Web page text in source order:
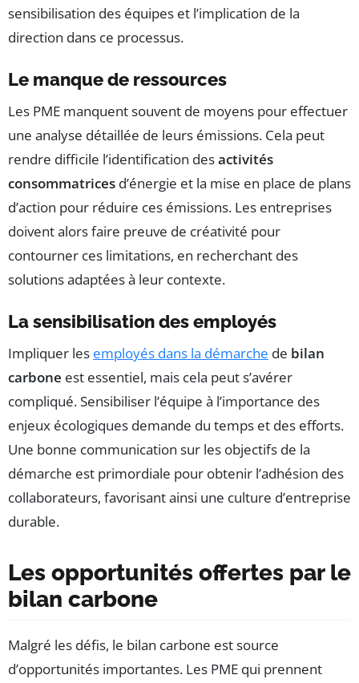
sensibilisation des équipes et l’implication de la
direction dans ce processus.
Le manque de ressources
Les PME manquent souvent de moyens pour effectuer
une analyse détaillée de leurs émissions. Cela peut
rendre difficile l’identification desactivités
consommatrices d’énergie et la mise en place de plans
d’action pour réduire ces émissions. Les entreprises
doivent alors faire preuve de créativité pour
contourner ces limitations, en recherchant des
solutions adaptées à leur contexte.
La sensibilisation des employés
Impliquer les employés dans la démarche de bilan
carbone est essentiel, mais cela peut s’avérer
compliqué. Sensibiliser l’équipe à l’importance des
enjeux écologiques demande du temps et des efforts.
Une bonne communication sur les objectifs de la
démarche est primordiale pour obtenir l’adhésion des
collaborateurs, favorisant ainsi une culture d’entreprise
durable.
Les opportunités offertes par le
bilan carbone
Malgré les défis, le bilan carbone est source
d’opportunités importantes. Les PME qui prennent